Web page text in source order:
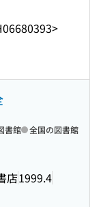
店1999.4
書館 全国の図書館